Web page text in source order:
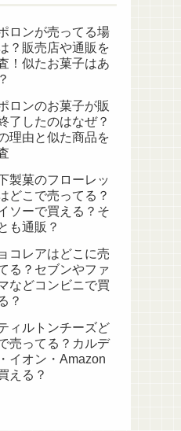
ロンが売ってる場
？販売店や通販を
！似たお菓子はあ
ロンのお菓子が販
了したのはなぜ？
理由と似た商品を
製菓のフローレッ
どこで売ってる？
ソーで買える？そ
も通販？
コレアはどこに売
る？セブンやファ
などコンビニで買
？
ィルトンチーズど
売ってる？カルデ
イオン・Amazon
える？